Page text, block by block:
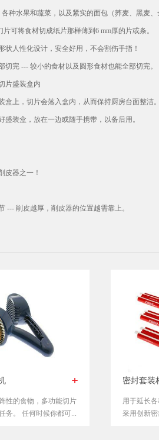
种水果和蔬菜，以及紧实的面包（荞麦、黑麦
可将食材切成纸片那样薄到6 mm厚的片或条。
状人性化设计，安全好用，不会割伤手指！
切完 --- 较小的食材以及圆形食材也能全部切完。
片盛装盒内
盒上，切片会落入盒内，从而保持厨房台面整洁。
盛装盒，放在一边或随手携带，以备后用。
皮器之一！
--- 削皮越厚，削皮器的位置越需靠上。
能切片
都可...
密封套装杆6套装
用于延长各种食品的保鲜时
采用创新密封方法，可完全